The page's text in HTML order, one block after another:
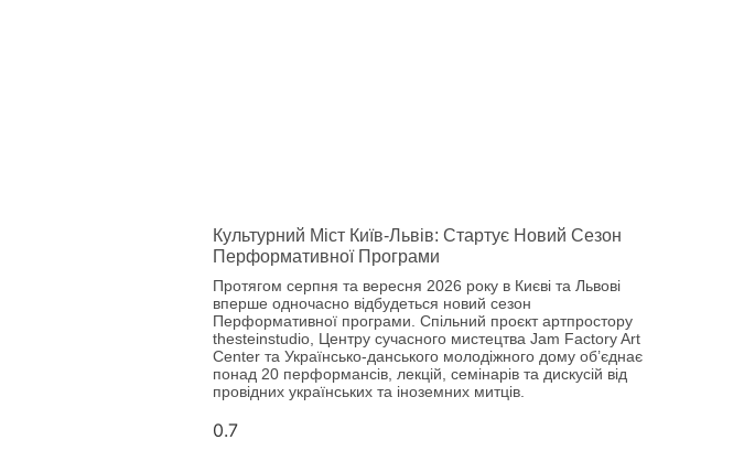
Культурний Міст Київ-Львів: Стартує Новий Сезон
Перформативної Програми
Протягом серпня та вересня 2026 року в Києві та Львові
вперше одночасно відбудеться новий сезон
Перформативної програми. Спільний проєкт артпростору
thesteinstudio, Центру сучасного мистецтва Jam Factory Art
Center та Українсько-данського молодіжного дому об’єднає
понад 20 перформансів, лекцій, семінарів та дискусій від
провідних українських та іноземних митців.